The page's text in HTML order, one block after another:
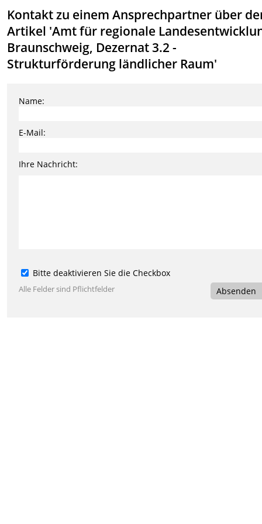
Kontakt zu einem Ansprechpartner über
Artikel 'Amt für regionale
Braunschweig, Dezernat 3.2 -
Strukturförderung ländlicher Raum'
Name:
E-Mail:
Ihre Nachricht:
Bitte deaktivieren Sie die Checkbox
Alle Felder sind Pflichtfelder Absenden